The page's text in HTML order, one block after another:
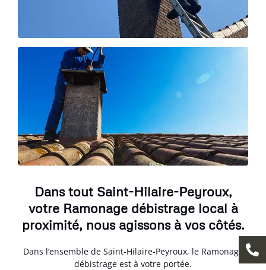
Dans tout Saint-Hilaire-Peyroux,
votre Ramonage débistrage local à
proximité, nous agissons à vos côtés.
Dans l’ensemble de Saint-Hilaire-Peyroux, le Ramonage
débistrage est à votre portée.